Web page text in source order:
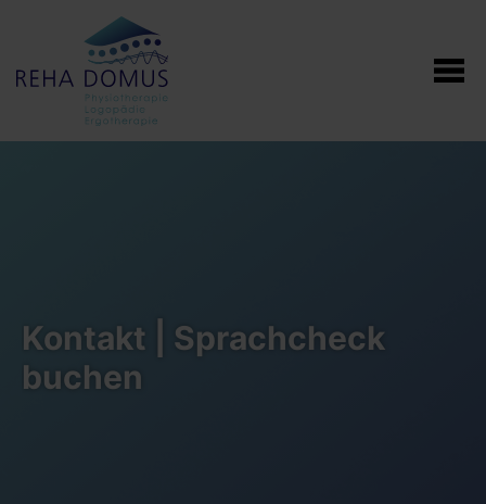
Kontakt | Sprachcheck
buchen